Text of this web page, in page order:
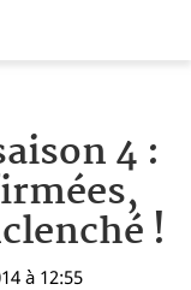
4 :
!
à 12:55